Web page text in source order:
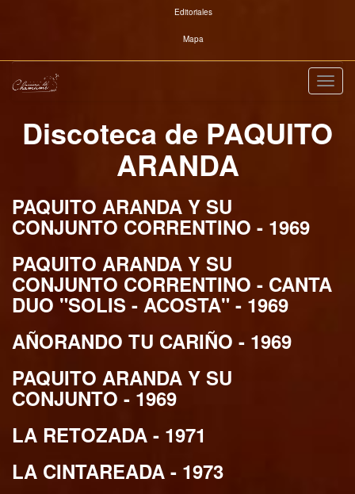
Editoriales
Mapa
Discoteca de PAQUITO
ARANDA
PAQUITO ARANDA Y SU
CONJUNTO CORRENTINO - 1969
PAQUITO ARANDA Y SU
CONJUNTO CORRENTINO - CANTA
DUO "SOLIS - ACOSTA" - 1969
AÑORANDO TU CARIÑO - 1969
PAQUITO ARANDA Y SU
CONJUNTO - 1969
LA RETOZADA - 1971
LA CINTAREADA - 1973